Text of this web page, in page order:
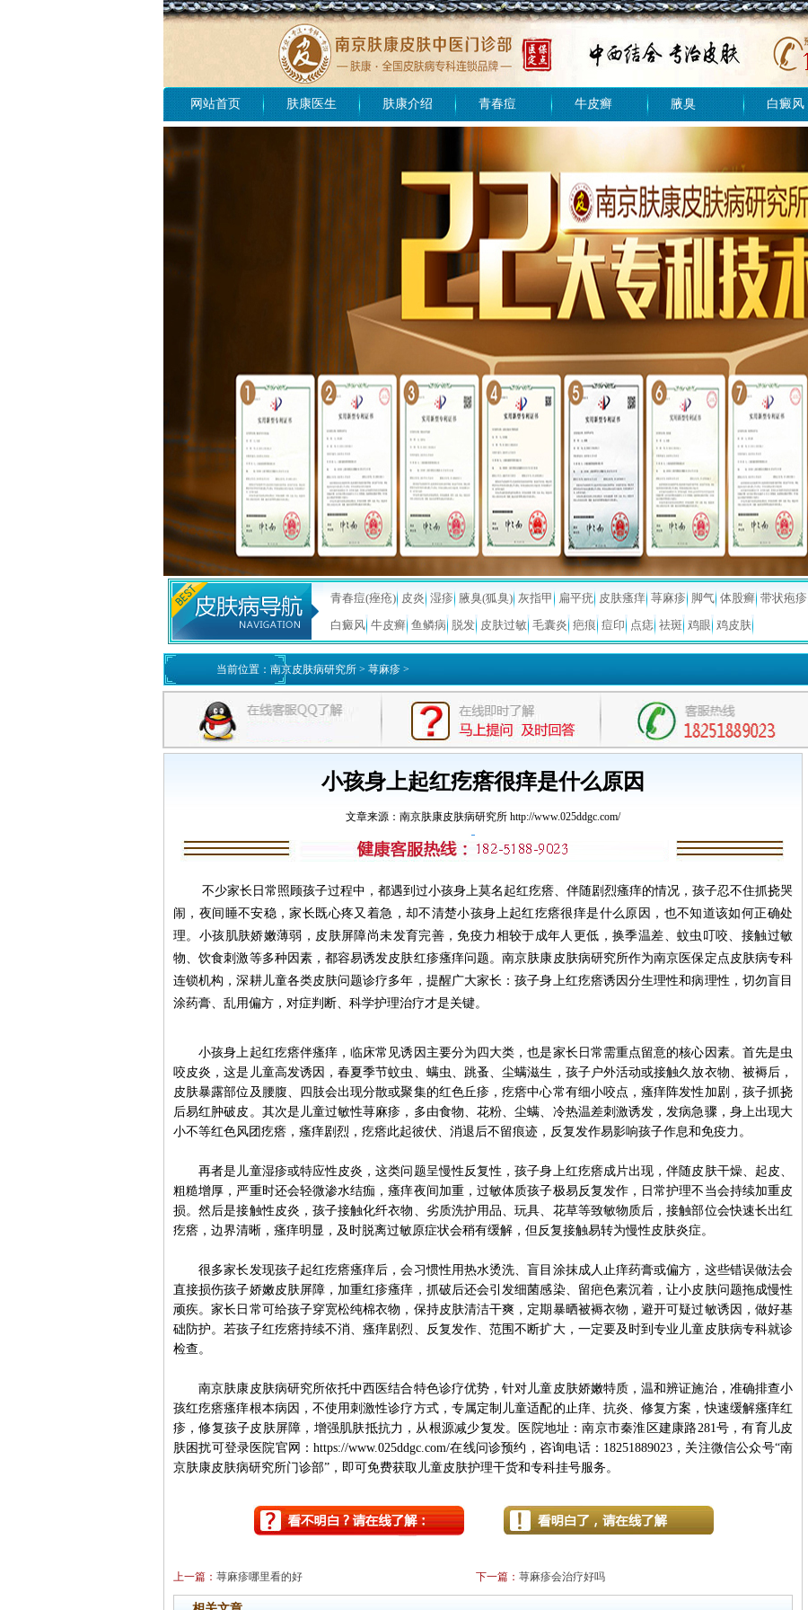
网站首页 肤康医生 肤康介绍 青春痘 牛皮癣 腋臭 白癜风
青春痘(痤疮) 皮炎 湿疹 腋臭(狐臭) 灰指甲 扁平疣 皮肤瘙痒 荨麻疹 脚气 体股癣 带状疱疹
白癜风 牛皮癣 鱼鳞病 脱发 皮肤过敏 毛囊炎 疤痕 痘印 点痣 祛斑 鸡眼 鸡皮肤
当前位置： 南京皮肤病研究所 > 荨麻疹 >
小孩身上起红疙瘩很痒是什么原因
文章来源：南京肤康皮肤病研究所 http://www.025ddgc.com/
不少家长日常照顾孩子过程中，都遇到过小孩身上莫名起红疙瘩、伴随剧烈瘙痒的情况，孩子忍不住抓挠哭
闹，夜间睡不安稳，家长既心疼又着急，却不清楚小孩身上起红疙瘩很痒是什么原因，也不知道该如何正确处
理。小孩肌肤娇嫩薄弱，皮肤屏障尚未发育完善，免疫力相较于成年人更低，换季温差、蚊虫叮咬、接触过敏
物、饮食刺激等多种因素，都容易诱发皮肤红疹瘙痒问题。南京肤康皮肤病研究所作为南京医保定点皮肤病专科
连锁机构，深耕儿童各类皮肤问题诊疗多年，提醒广大家长：孩子身上红疙瘩诱因分生理性和病理性，切勿盲目
涂药膏、乱用偏方，对症判断、科学护理治疗才是关键。
小孩身上起红疙瘩伴瘙痒，临床常见诱因主要分为四大类，也是家长日常需重点留意的核心因素。首先是虫
咬皮炎，这是儿童高发诱因，春夏季节蚊虫、螨虫、跳蚤、尘螨滋生，孩子户外活动或接触久放衣物、被褥后，
皮肤暴露部位及腰腹、四肢会出现分散或聚集的红色丘疹，疙瘩中心常有细小咬点，瘙痒阵发性加剧，孩子抓挠
后易红肿破皮。其次是儿童过敏性荨麻疹，多由食物、花粉、尘螨、冷热温差刺激诱发，发病急骤，身上出现大
小不等红色风团疙瘩，瘙痒剧烈，疙瘩此起彼伏、消退后不留痕迹，反复发作易影响孩子作息和免疫力。
再者是儿童湿疹或特应性皮炎，这类问题呈慢性反复性，孩子身上红疙瘩成片出现，伴随皮肤干燥、起皮、
粗糙增厚，严重时还会轻微渗水结痂，瘙痒夜间加重，过敏体质孩子极易反复发作，日常护理不当会持续加重皮
损。然后是接触性皮炎，孩子接触化纤衣物、劣质洗护用品、玩具、花草等致敏物质后，接触部位会快速长出红
疙瘩，边界清晰，瘙痒明显，及时脱离过敏原症状会稍有缓解，但反复接触易转为慢性皮肤炎症。
很多家长发现孩子起红疙瘩瘙痒后，会习惯性用热水烫洗、盲目涂抹成人止痒药膏或偏方，这些错误做法会
直接损伤孩子娇嫩皮肤屏障，加重红疹瘙痒，抓破后还会引发细菌感染、留疤色素沉着，让小皮肤问题拖成慢性
顽疾。家长日常可给孩子穿宽松纯棉衣物，保持皮肤清洁干爽，定期暴晒被褥衣物，避开可疑过敏诱因，做好基
础防护。若孩子红疙瘩持续不消、瘙痒剧烈、反复发作、范围不断扩大，一定要及时到专业儿童皮肤病专科就诊
检查。
南京肤康皮肤病研究所依托中西医结合特色诊疗优势，针对儿童皮肤娇嫩特质，温和辨证施治，准确排查小
孩红疙瘩瘙痒根本病因，不使用刺激性诊疗方式，专属定制儿童适配的止痒、抗炎、修复方案，快速缓解瘙痒红
疹，修复孩子皮肤屏障，增强肌肤抵抗力，从根源减少复发。医院地址：南京市秦淮区建康路281号，有育儿皮
肤困扰可登录医院官网：https://www.025ddgc.com/在线问诊预约，咨询电话：18251889023，关注微信公众号“南
京肤康皮肤病研究所门诊部”，即可免费获取儿童皮肤护理干货和专科挂号服务。
上一篇： 荨麻疹哪里看的好 下一篇： 荨麻疹会治疗好吗